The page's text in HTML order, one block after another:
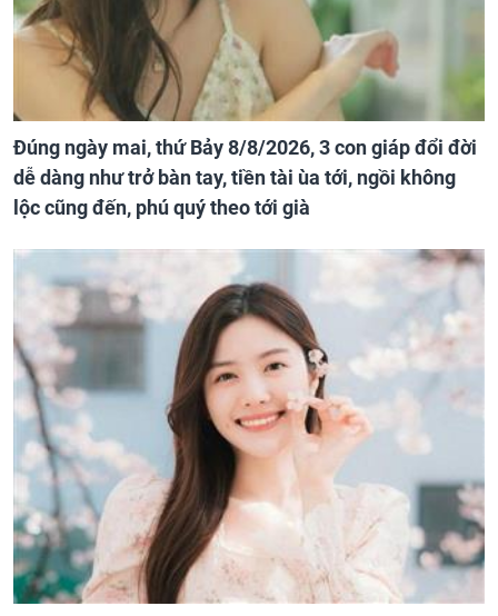
Đúng ngày mai, thứ Bảy 8/8/2026, 3 con giáp đổi đời
dễ dàng như trở bàn tay, tiền tài ùa tới, ngồi không
lộc cũng đến, phú quý theo tới già